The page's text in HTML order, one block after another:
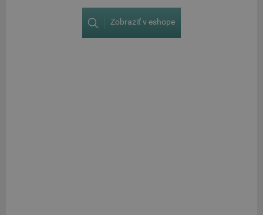
Zobraziť v eshope